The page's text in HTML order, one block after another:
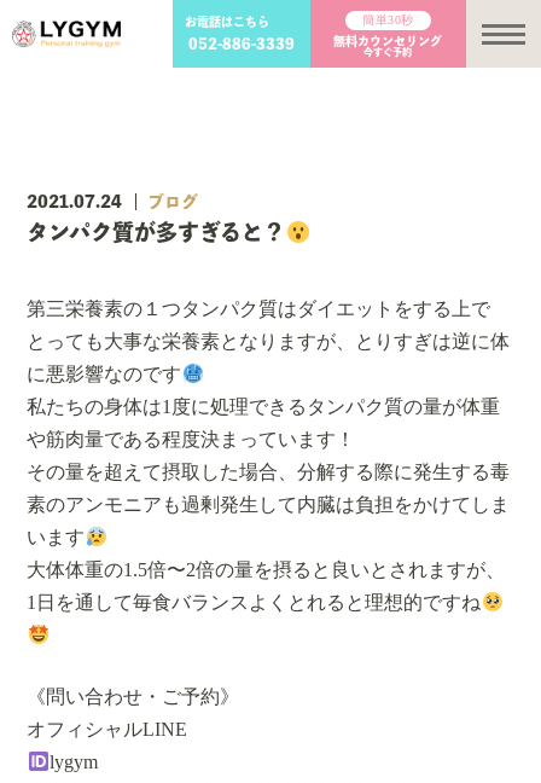
お電話はこちら
052-886-3339
簡単30秒
無料カウンセリング
今すぐ予約 メ
2021.07.24 ブログ
タンパク質が多すぎると？
第三栄養素の１つタンパク質はダイエットをする上で
とっても大事な栄養素となりますが、とりすぎは逆に体
に悪影響なのです
私たちの身体は1度に処理できるタンパク質の量が体重
や筋肉量である程度決まっています！
その量を超えて摂取した場合、分解する際に発生する毒
素のアンモニアも過剰発生して内臓は負担をかけてしま
います
大体体重の1.5倍〜2倍の量を摂ると良いとされますが、
1日を通して毎食バランスよくとれると理想的ですね
《問い合わせ・ご予約》
オフィシャルLINE
lygym